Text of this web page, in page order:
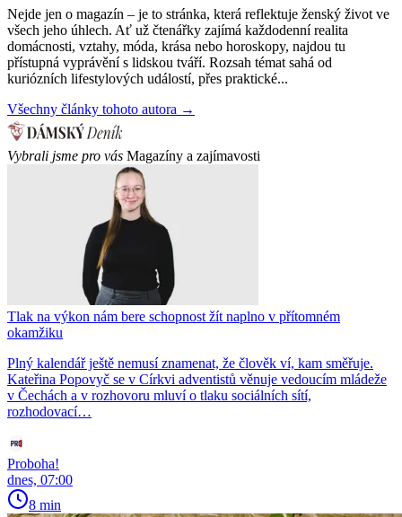
Nejde jen o magazín – je to stránka, která reflektuje ženský život ve
všech jeho úhlech. Ať už čtenářky zajímá každodenní realita
domácnosti, vztahy, móda, krása nebo horoskopy, najdou tu
přístupná vyprávění s lidskou tváří. Rozsah témat sahá od
kuriózních lifestylových událostí, přes praktické...
Všechny články tohoto autora →
Vybrali jsme pro vás Magazíny a zajímavosti
Tlak na výkon nám bere schopnost žít naplno v přítomném
okamžiku
Plný kalendář ještě nemusí znamenat, že člověk ví, kam směřuje.
Kateřina Popovyč se v Církvi adventistů věnuje vedoucím mládeže
v Čechách a v rozhovoru mluví o tlaku sociálních sítí,
rozhodovací…
Proboha!
dnes, 07:00
8 min